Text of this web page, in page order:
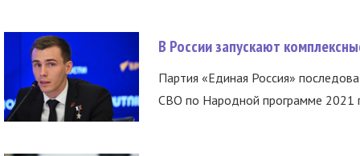
В России запускают
Партия «Единая Россия»
СВО по Народной программе 2021